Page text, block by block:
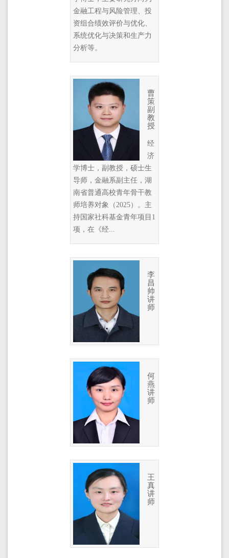
金融工程与风险管理、投
资组合绩效评价与优化、
系统优化与决策和生产力
分析等。
曹
策
副
教
授
经
济
学博士，副教授，硕士生
导师，金融系副主任，湖
南省普通高校青年骨干教
师培养对象（2025）。主
持国家社科基金青年项目1
项，在《经...
李
昌
帅
讲
师
何
燕
讲
师
王
真
讲
师